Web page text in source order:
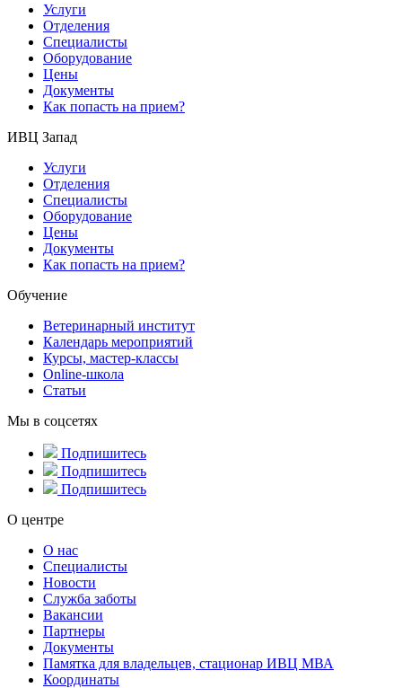
Услуги
Отделения
Специалисты
Оборудование
Цены
Документы
Как попасть на прием?
ИВЦ Запад
Услуги
Отделения
Специалисты
Оборудование
Цены
Документы
Как попасть на прием?
Обучение
Ветеринарный институт
Календарь мероприятий
Курсы, мастер-классы
Online-школа
Статьи
Мы в соцсетях
Подпишитесь
Подпишитесь
Подпишитесь
О центре
О нас
Специалисты
Новости
Служба заботы
Вакансии
Партнеры
Документы
Памятка для владельцев, стационар ИВЦ МВА
Координаты